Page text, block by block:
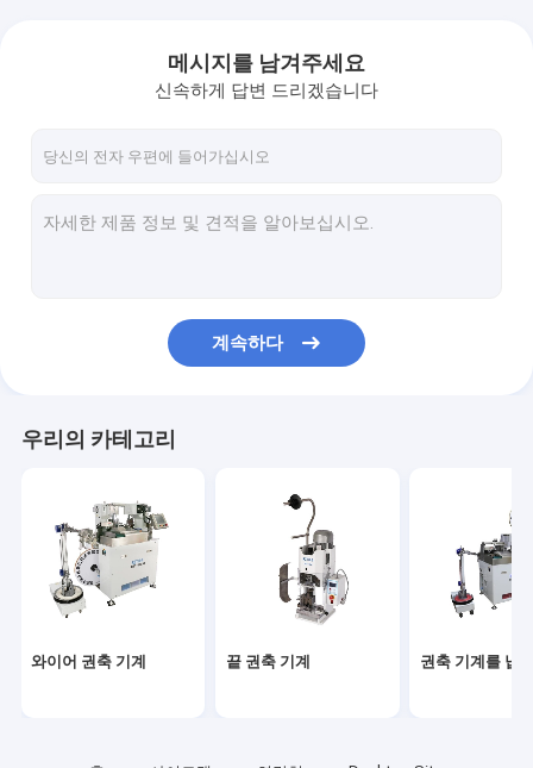
스트립 자동판매기
메시지를 남겨주세요
신속하게 답변 드리겠습니다
계속하다
우리의 카테고리
와이어 권축 기계 끝 권축 기계 권축 기계를 납